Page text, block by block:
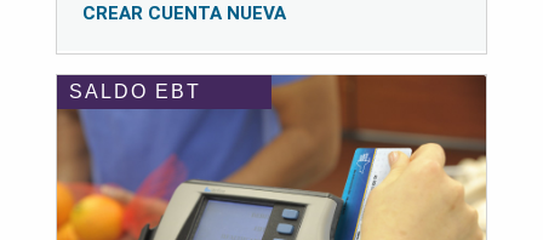
CREAR CUENTA NUEVA
SALDO EBT